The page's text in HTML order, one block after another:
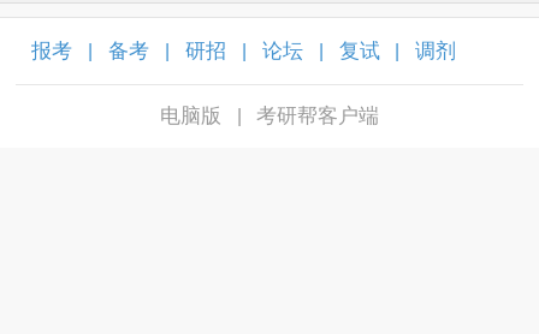
报考 备考 研招 论坛 复试 调剂
电脑版 考研帮客户端